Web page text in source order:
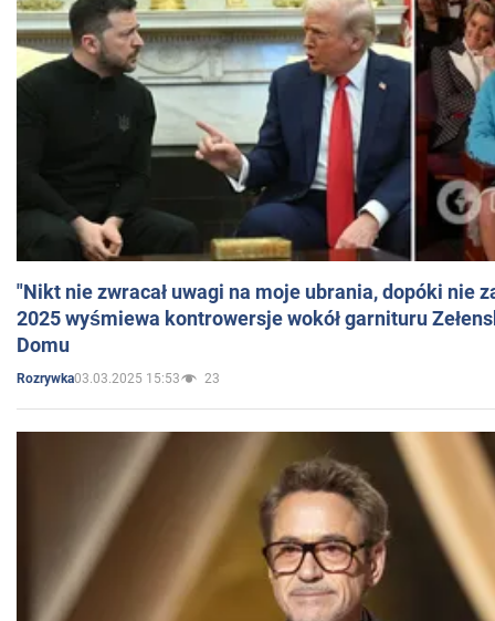
"Nikt nie zwracał uwagi na moje ubrania, dopóki nie
2025 wyśmiewa kontrowersje wokół garnituru
Domu
Rozrywka03.03.2025 15:53 23